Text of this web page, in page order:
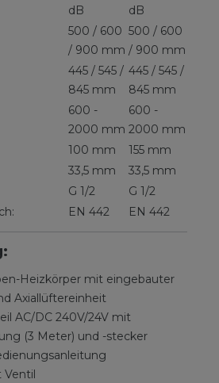
dB
dB
500 / 600
/ 900 mm
500 / 600
/ 900 mm
445 / 545 /
845 mm
445 / 545 /
845 mm
600 -
2000 mm
600 -
2000 mm
100 mm
155 mm
33,5 mm
33,5 mm
G 1/2
G 1/2
EN 442 EN 442
Heizkörper mit eingebauter
Axiallüftereinheit
AC/DC 240V/24V mit
(3 Meter) und -stecker
Ventil